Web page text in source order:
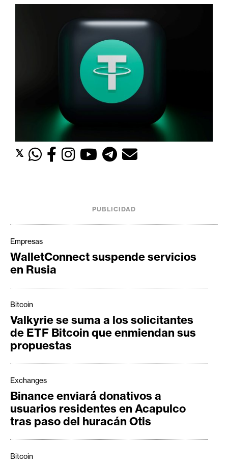
E
t
m
I
A
n
á
l
i
s
s
N
𝕏
PUBLICIDAD
Empresas
WalletConnect suspende servicios
en Rusia
Bitcoin
Valkyrie se suma a los solicitantes
de ETF Bitcoin que enmiendan sus
propuestas
Exchanges
Binance enviará donativos a
usuarios residentes en Acapulco
tras paso del huracán Otis
Bitcoin